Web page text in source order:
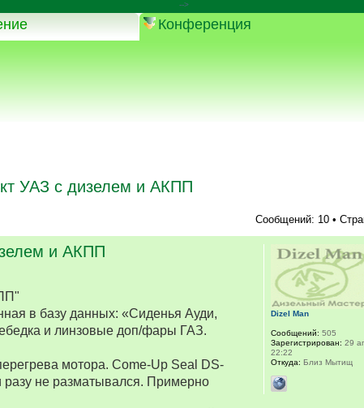
-->
Конференция
УАЗ с дизелем и АКПП
Сообщений: 10 •
и АКПП
в базу данных: «Сиденья Ауди,
и линзовые доп/фары ГАЗ.
мотора. Come-Up Seal DS-
разу не разматывался. Примерно
Dizel Man
Сообщений: 505
Зарегистрирован: 29
22:22
Откуда: Близ Мытищ